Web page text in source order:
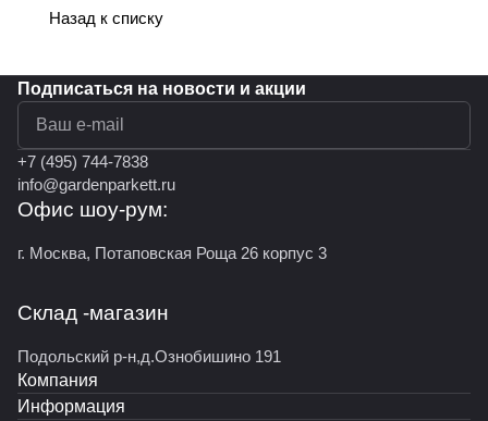
Назад к списку
Подписаться на новости и акции
+7 (495) 744-7838
info@gardenparkett.ru
Офис шоу-рум:
г. Москва, Потаповская Роща 26 корпус 3
Склад -магазин
Подольский р-н,д.Ознобишино 191
Компания
Информация